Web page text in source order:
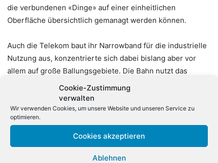
Cookie-Zustimmung
verwalten
Wir verwenden Cookies, um unsere Website und unseren Service zu
optimieren.
Cookies akzeptieren
Ablehnen
die verbundenen «Dinge» auf einer einheitlichen
Oberfläche übersichtlich gemanagt werden können.
Auch die Telekom baut ihr Narrowband für die industrielle
Nutzung aus, konzentrierte sich dabei bislang aber vor
allem auf große Ballungsgebiete. Die Bahn nutzt das
Internet der Dinge von Vodafone etwa für das Management
von Arbeitsräumen an seinen verschiedenen Standorten,
Panasonic will darüber seine Smart-Home-Anwendungen
über das Netz energieeffizient verbinden. (dpa)